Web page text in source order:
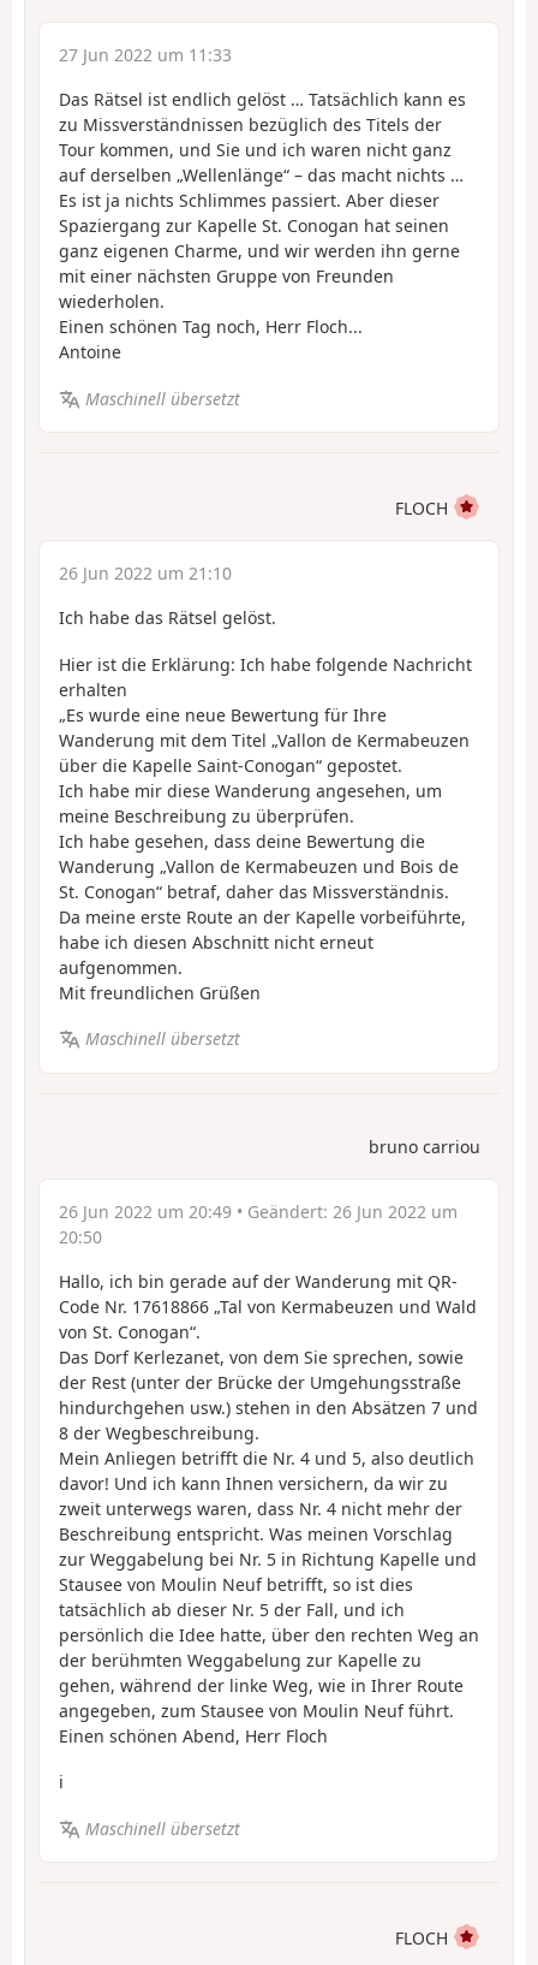
27 Jun 2022 um 11:33
Das Rätsel ist endlich gelöst … Tatsächlich kann es
zu Missverständnissen bezüglich des Titels der
Tour kommen, und Sie und ich waren nicht ganz
auf derselben „Wellenlänge“ – das macht nichts …
Es ist ja nichts Schlimmes passiert. Aber dieser
Spaziergang zur Kapelle St. Conogan hat seinen
ganz eigenen Charme, und wir werden ihn gerne
mit einer nächsten Gruppe von Freunden
wiederholen.
Einen schönen Tag noch, Herr Floch...
Antoine
Maschinell übersetzt
FLOCH
26 Jun 2022 um 21:10
Ich habe das Rätsel gelöst.
Hier ist die Erklärung: Ich habe folgende Nachricht
erhalten
„Es wurde eine neue Bewertung für Ihre
Wanderung mit dem Titel „Vallon de Kermabeuzen
über die Kapelle Saint-Conogan“ gepostet.
Ich habe mir diese Wanderung angesehen, um
meine Beschreibung zu überprüfen.
Ich habe gesehen, dass deine Bewertung die
Wanderung „Vallon de Kermabeuzen und Bois de
St. Conogan“ betraf, daher das Missverständnis.
Da meine erste Route an der Kapelle vorbeiführte,
habe ich diesen Abschnitt nicht erneut
aufgenommen.
Mit freundlichen Grüßen
Maschinell übersetzt
bruno carriou
26 Jun 2022 um 20:49 • Geändert: 26 Jun 2022 um
20:50
Hallo, ich bin gerade auf der Wanderung mit QR-
Code Nr. 17618866 „Tal von Kermabeuzen und Wald
von St. Conogan“.
Das Dorf Kerlezanet, von dem Sie sprechen, sowie
der Rest (unter der Brücke der Umgehungsstraße
hindurchgehen usw.) stehen in den Absätzen 7 und
8 der Wegbeschreibung.
Mein Anliegen betrifft die Nr. 4 und 5, also deutlich
davor! Und ich kann Ihnen versichern, da wir zu
zweit unterwegs waren, dass Nr. 4 nicht mehr der
Beschreibung entspricht. Was meinen Vorschlag
zur Weggabelung bei Nr. 5 in Richtung Kapelle und
Stausee von Moulin Neuf betrifft, so ist dies
tatsächlich ab dieser Nr. 5 der Fall, und ich
persönlich die Idee hatte, über den rechten Weg an
der berühmten Weggabelung zur Kapelle zu
gehen, während der linke Weg, wie in Ihrer Route
angegeben, zum Stausee von Moulin Neuf führt.
Einen schönen Abend, Herr Floch
i
Maschinell übersetzt
FLOCH